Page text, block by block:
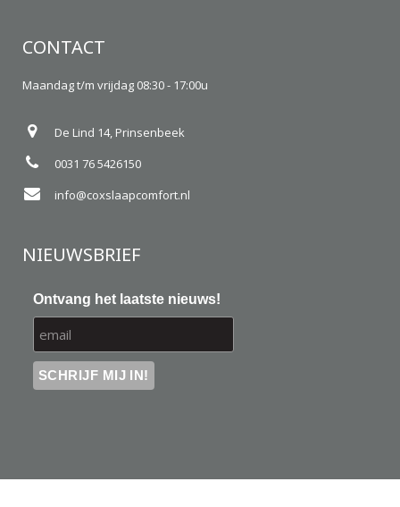
CONTACT
Maandag t/m vrijdag 08:30 - 17:00u
De Lind 14, Prinsenbeek
0031 76 5426150
info@coxslaapcomfort.nl
NIEUWSBRIEF
Ontvang het laatste nieuws!